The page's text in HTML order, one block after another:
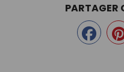
PARTAGER